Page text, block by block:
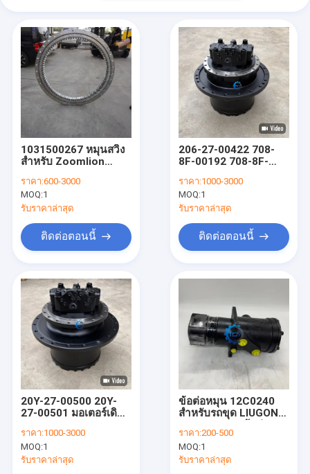
1031500267 หมุนสวิง
สําหรับ Zoomlion
เครื่องขุดไฮดรอลิก
ราคา:600-3000
MOQ:1
รับราคาล่าสุด
ติดต่อตอนนี้
206-27-00422 708-
8F-00192 708-8F-
ชุดเฟืองท้ายสำหรับรถ
ขุด PC240-8 PC200-7
PC210-7
ราคา:1000-3000
MOQ:1
รับราคาล่าสุด
ติดต่อตอนนี้
20Y-27-00500 20Y-
27-00501 มอเตอร์เดิน
708-8F-31174 สำหรับ
PC200-8 PC210-7K
PC210LC-7K
ราคา:1000-3000
MOQ:1
รับราคาล่าสุด
ข้อต่อหมุน 12C0240
สำหรับรถขุด LIUGONG
กลาง
ราคา:200-500
MOQ:1
รับราคาล่าสุด